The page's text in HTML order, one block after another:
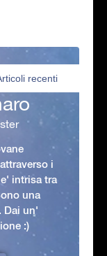
recenti
i
intrisa tra
una
Dai un'
:)